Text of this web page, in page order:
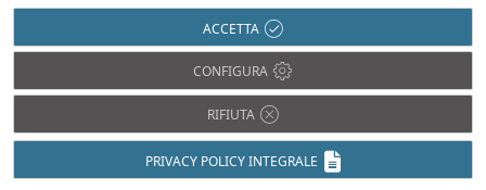
Mutui ipotecari 2025: sale il capitale
erogato, scendono i tassi
5 Agosto 2026
ACCETTA
CONFIGURA
RIFIUTA
PRIVACY POLICY INTEGRALE